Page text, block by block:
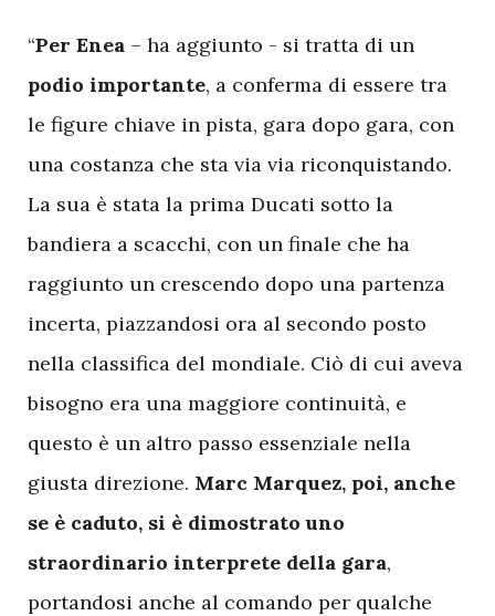
“Per Enea – ha aggiunto - si tratta di un
podio importante, a conferma di essere tra
le figure chiave in pista, gara dopo gara, con
una costanza che sta via via riconquistando.
La sua è stata la prima Ducati sotto la
bandiera a scacchi, con un finale che ha
raggiunto un crescendo dopo una partenza
incerta, piazzandosi ora al secondo posto
nella classifica del mondiale. Ciò di cui aveva
bisogno era una maggiore continuità, e
questo è un altro passo essenziale nella
giusta direzione. Marc Marquez, poi, anche
se è caduto, si è dimostrato uno
straordinario interprete della gara,
portandosi anche al comando per qualche